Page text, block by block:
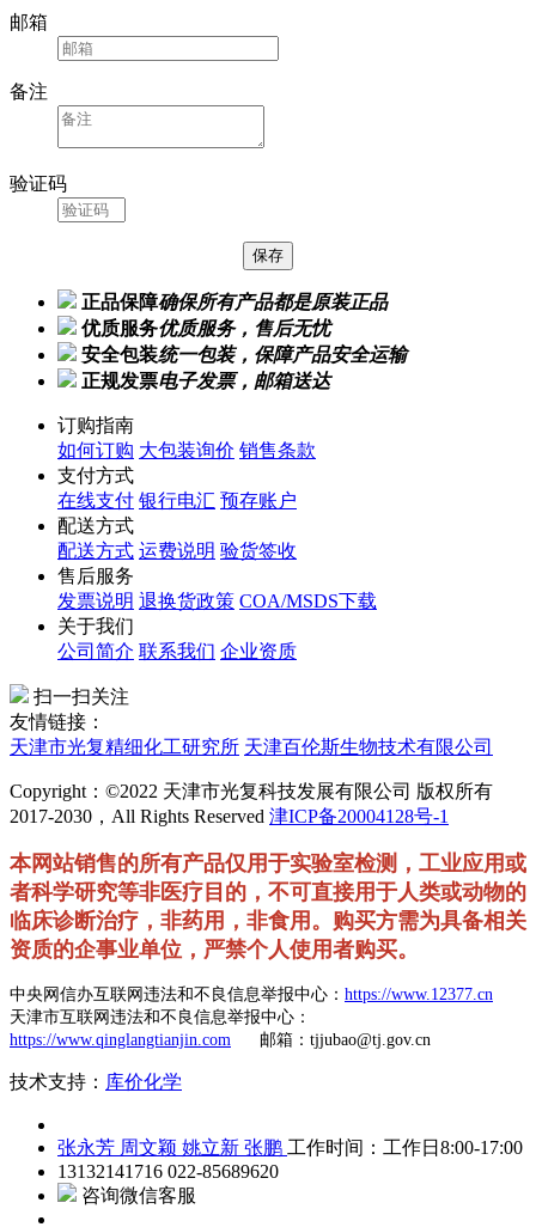
邮箱
备注
验证码
正品保障确保所有产品都是原装正品
优质服务优质服务，售后无忧
安全包装统一包装，保障产品安全运输
正规发票电子发票，邮箱送达
订购指南
如何订购 大包装询价 销售条款
支付方式
在线支付 银行电汇 预存账户
配送方式
配送方式 运费说明 验货签收
售后服务
发票说明 退换货政策 COA/MSDS下载
关于我们
公司简介 联系我们 企业资质
扫一扫关注
友情链接：
天津市光复精细化工研究所 天津百伦斯生物技术有限公司
Copyright：©2022 天津市光复科技发展有限公司 版权所有
2017-2030，All Rights Reserved 津ICP备20004128号-1
本网站销售的所有产品仅用于实验室检测，工业应用或
者科学研究等非医疗目的，不可直接用于人类或动物的
临床诊断治疗，非药用，非食用。购买方需为具备相关
资质的企事业单位，严禁个人使用者购买。
中央网信办互联网违法和不良信息举报中心： https://www.12377.cn
天津市互联网违法和不良信息举报中心：
https://www.qinglangtianjin.com 邮箱：tjjubao@tj.gov.cn
技术支持： 库价化学
张永芳 周文颖 姚立新 张鹏 工作时间：工作日8:00-17:00
13132141716 022-85689620
咨询微信客服